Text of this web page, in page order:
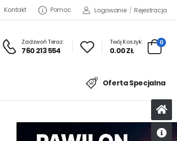
Kontakt Pomoc Logowanie / Rejestracja
Zadzwoń Teraz:
760 213 554
Twój Koszyk:
0.00 ZŁ
0
Oferta Specjalna